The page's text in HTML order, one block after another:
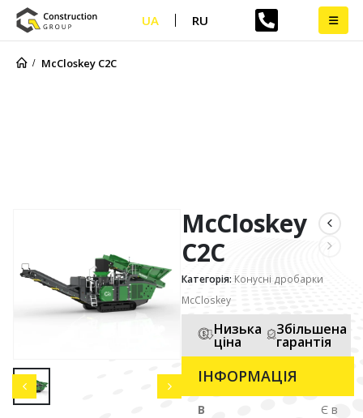
UA RU
McCloskey С2С
McCloskey
С2С
Категорія: Конусні дробарки
McCloskey
Низька
ціна
Збільшена
гарантія
ІНФОРМАЦІЯ
В
Є в